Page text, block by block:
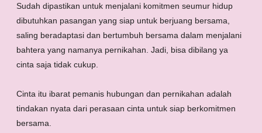
Sudah dipastikan untuk menjalani komitmen seumur hidup
dibutuhkan pasangan yang siap untuk berjuang bersama,
saling beradaptasi dan bertumbuh bersama dalam menjalani
bahtera yang namanya pernikahan. Jadi, bisa dibilang ya
cinta saja tidak cukup.
Cinta itu ibarat pemanis hubungan dan pernikahan adalah
tindakan nyata dari perasaan cinta untuk siap berkomitmen
bersama.